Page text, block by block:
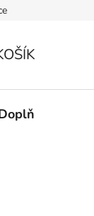
o použití cookies